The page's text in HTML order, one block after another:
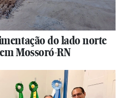
do lado norte
Mossoró-RN